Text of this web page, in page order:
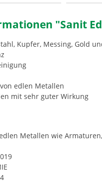
"Sanit
Kupfer, Messing, Gold
edlen Metallen
mit sehr guter Wirkung
Metallen wie